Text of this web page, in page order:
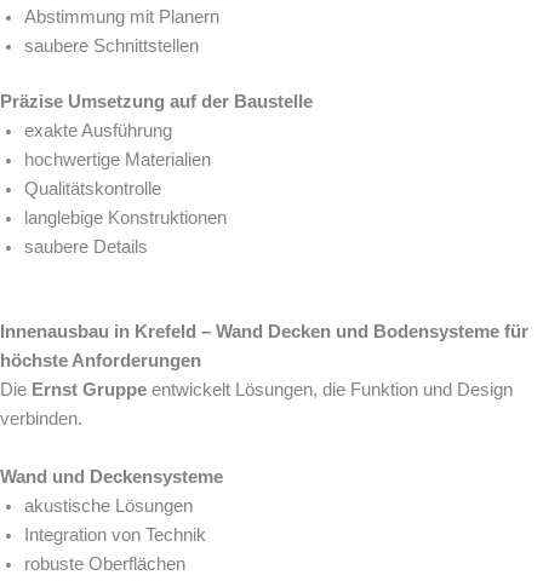
Abstimmung mit Planern
saubere Schnittstellen
Präzise Umsetzung auf der Baustelle
exakte Ausführung
hochwertige Materialien
Qualitätskontrolle
langlebige Konstruktionen
saubere Details
Innenausbau in Krefeld – Wand Decken und Bodensysteme für
höchste Anforderungen
Die Ernst Gruppe entwickelt Lösungen, die Funktion und Design
verbinden.
Wand und Deckensysteme
akustische Lösungen
Integration von Technik
robuste Oberflächen